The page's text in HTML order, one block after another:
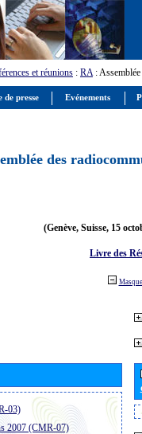
et réunions : RA:
des
(Genève, Suisse, 15
Livre des
03)
2007 (CMR-07)
de presse Evénements